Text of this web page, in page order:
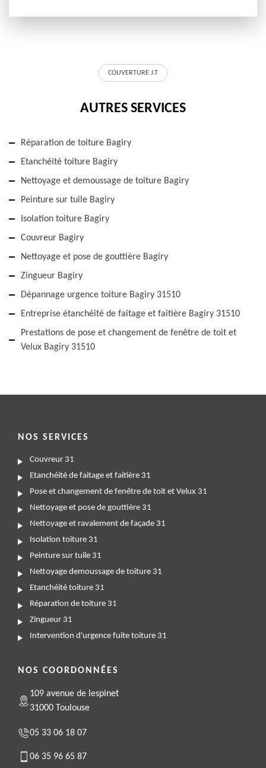
COUVERTURE J.T
AUTRES SERVICES
Réparation de toiture Bagiry
Etanchéité toiture Bagiry
Nettoyage et demoussage de toiture Bagiry
Peinture sur tuile Bagiry
Isolation toiture Bagiry
Couvreur Bagiry
Nettoyage et pose de gouttière Bagiry
Zingueur Bagiry
Dépannage urgence toiture Bagiry 31510
Entreprise étanchéité de faitage et faitière Bagiry 31510
Prestations de pose et changement de fenêtre de toit et
Velux Bagiry 31510
NOS SERVICES
Couvreur 31
Etanchéité de faitage et faitière 31
Pose et changement de fenêtre de toit et Velux 31
Nettoyage et pose de gouttière 31
Nettoyage et ravalement de façade 31
Isolation toiture 31
Peinture sur tuile 31
Nettoyage demoussage de toiture 31
Etanchéité toiture 31
Réparation de toiture 31
Zingueur 31
Intervention d'urgence fuite toiture 31
NOS COORDONNÉES
109 avenue de lespinet
31000 Toulouse
05 33 06 18 07
06 35 96 65 87